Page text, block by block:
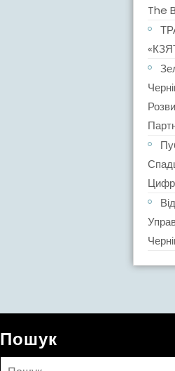
The
Пошук
Пошук: